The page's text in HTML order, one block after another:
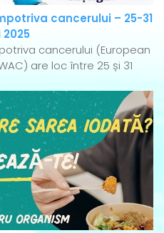
cancerului – 25-31
cancerului (European
are loc între 25 și 31